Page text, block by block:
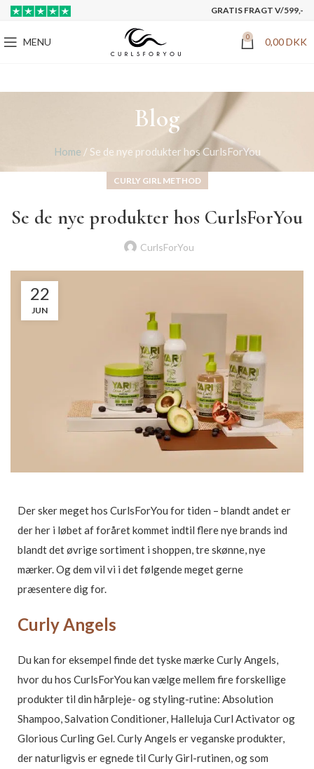
GRATIS FRAGT V/599,-
MENU 0 0,00DKK
Blog
Home / Se de nye produkter hos CurlsForYou
CURLY GIRL METHOD
Se de nye produkter hos CurlsForYou
CurlsForYou
22
JUN
Der sker meget hos CurlsForYou for tiden – blandt andet er
der her i løbet af foråret kommet indtil flere nye brands ind
blandt det øvrige sortiment i shoppen, tre skønne, nye
mærker. Og dem vil vi i det følgende meget gerne
præsentere dig for.
Curly Angels
Du kan for eksempel finde det tyske mærke Curly Angels,
hvor du hos CurlsForYou kan vælge mellem fire forskellige
produkter til din hårpleje- og styling-rutine: Absolution
Shampoo, Salvation Conditioner, Halleluja Curl Activator og
Glorious Curling Gel. Curly Angels er veganske produkter,
der naturligvis er egnede til Curly Girl-rutinen, og som